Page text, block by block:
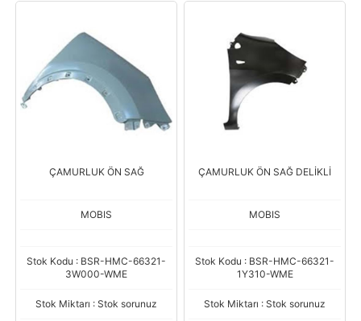
ÇAMURLUK ÖN SAĞ
MOBIS
Stok Kodu : BSR-HMC-66321-
3W000-WME
Stok Miktarı : Stok sorunuz
ÇAMURLUK ÖN SAĞ DELİKLİ
MOBIS
Stok Kodu : BSR-HMC-66321-
1Y310-WME
Stok Miktarı : Stok sorunuz